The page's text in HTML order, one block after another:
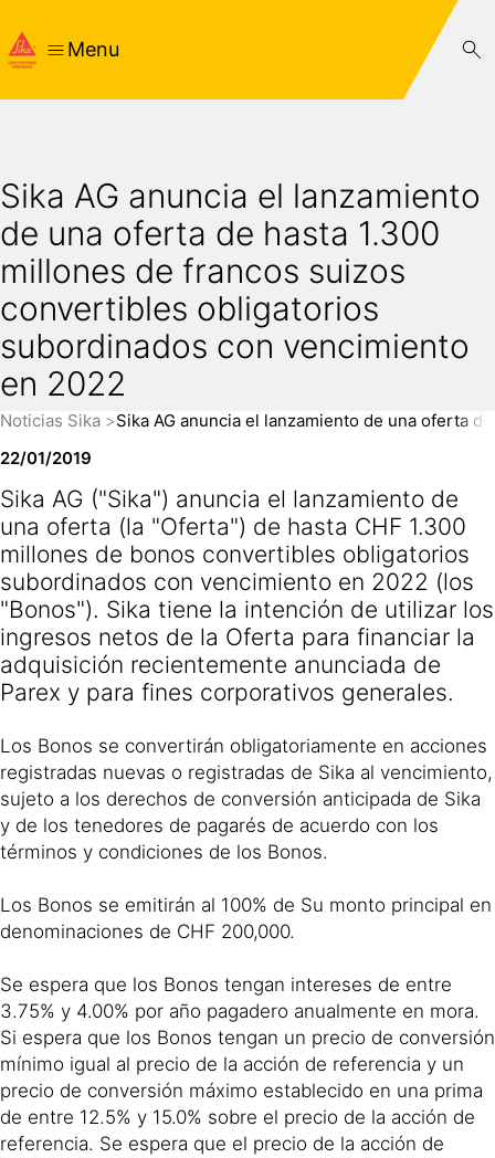
Menu
Sika AG anuncia el lanzamiento
de una oferta de hasta 1.300
millones de francos suizos
convertibles obligatorios
subordinados con vencimiento
en 2022
Noticias Sika
Sika AG anuncia el lanzamiento de una oferta
22/01/2019
Sika AG ("Sika") anuncia el lanzamiento de
una oferta (la "Oferta") de hasta CHF 1.300
millones de bonos convertibles obligatorios
subordinados con vencimiento en 2022 (los
"Bonos"). Sika tiene la intención de utilizar los
ingresos netos de la Oferta para financiar la
adquisición recientemente anunciada de
Parex y para fines corporativos generales.
Los Bonos se convertirán obligatoriamente en acciones
registradas nuevas o registradas de Sika al vencimiento,
sujeto a los derechos de conversión anticipada de Sika
y de los tenedores de pagarés de acuerdo con los
términos y condiciones de los Bonos.
Los Bonos se emitirán al 100% de Su monto principal en
denominaciones de CHF 200,000.
Se espera que los Bonos tengan intereses de entre
3.75% y 4.00% por año pagadero anualmente en mora.
Si espera que los Bonos tengan un precio de conversión
mínimo igual al precio de la acción de referencia y un
precio de conversión máximo establecido en una prima
de entre 12.5% ​​y 15.0% sobre el precio de la acción de
referencia. Se espera que el precio de la acción de